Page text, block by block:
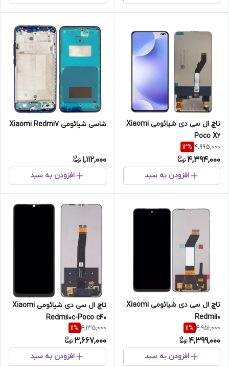
تاچ ال سی دی شیائومی Xiaomi
Poco X2
4,995,000
12%
4,394,000
افزودن به سبد
شاسی شیائومی Xiaomi Redmi7
1,112,000
افزودن به سبد
تاچ ال سی دی شیائومی Xiaomi
Redmi10
4,951,000
11%
4,399,000
افزودن به سبد
تاچ ال سی دی شیائومی Xiaomi
Redmi10c-Poco c40
4,135,000
11%
3,667,000
افزودن به سبد